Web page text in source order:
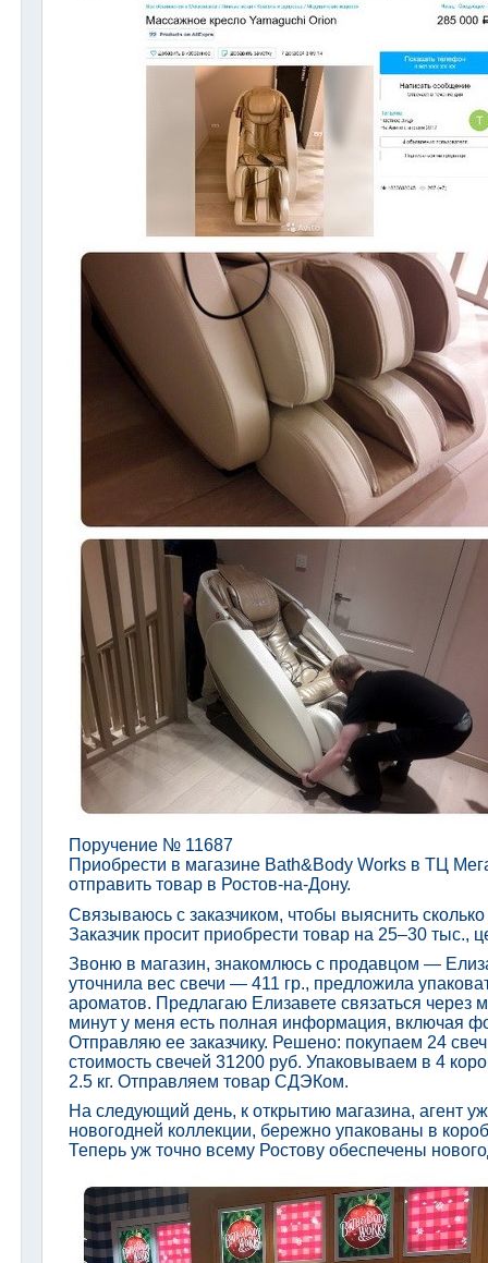
Поручение № 11687
Приобрести в магазине Bath&Body Works в ТЦ
отправить товар в Ростов-на-Дону.
Связываюсь с заказчиком, чтобы выяснить
Заказчик просит приобрести товар на 25–30 тыс.,
Звоню в магазин, знакомлюсь с продавцом —
уточнила вес свечи — 411 гр., предложила
ароматов. Предлагаю Елизавете связаться через
минут у меня есть полная информация, включая
Отправляю ее заказчику. Решено: покупаем 24
стоимость свечей 31200 руб. Упаковываем в 4
2.5 кг. Отправляем товар СДЭКом.
На следующий день, к открытию магазина, агент
новогодней коллекции, бережно упакованы в
Теперь уж точно всему Ростову обеспечены